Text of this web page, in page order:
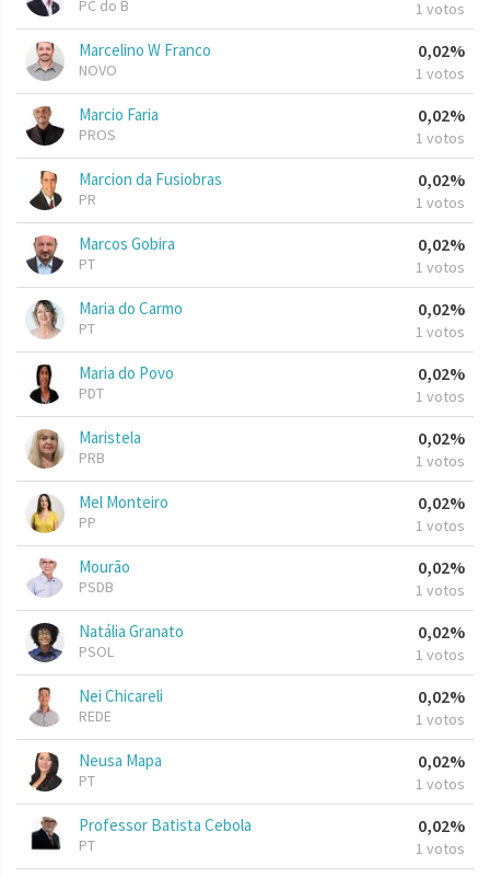
PC do B 1 votos
Marcelino W Franco
NOVO
0,02%
1 votos
Marcio Faria
PROS
0,02%
1 votos
Marcion da Fusiobras
PR
0,02%
1 votos
Marcos Gobira
PT
0,02%
1 votos
Maria do Carmo
PT
0,02%
1 votos
Maria do Povo
PDT
0,02%
1 votos
Maristela
PRB
0,02%
1 votos
Mel Monteiro
PP
0,02%
1 votos
Mourão
PSDB
0,02%
1 votos
Natália Granato
PSOL
0,02%
1 votos
Nei Chicareli
REDE
0,02%
1 votos
Neusa Mapa
PT
0,02%
1 votos
Professor Batista Cebola
PT
0,02%
1 votos